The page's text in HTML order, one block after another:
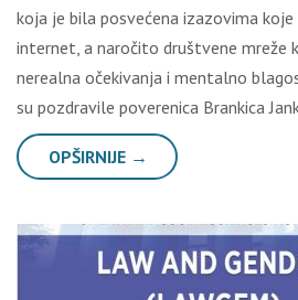
koja je bila posvećena izazovima
internet, a naročito društvene mreže
nerealna očekivanja i mentalno
su pozdravile poverenica Brankica
OPŠIRNIJE →